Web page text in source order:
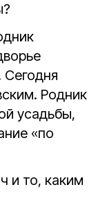
Родник
усадьбы,
«по
и то, каким